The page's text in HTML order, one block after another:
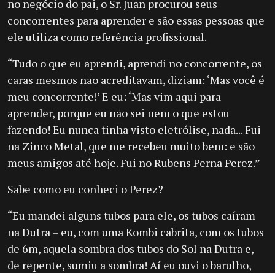
no negócio do pai, o Sr. Juan procurou seus
concorrentes para aprender e são essas pessoas que
ele utiliza como referência profissional.
“Tudo o que eu aprendi, aprendi no concorrente, os
caras mesmos não acreditavam, diziam: ‘Mas você é
meu concorrente!’ E eu: ‘Mas vim aqui para
aprender, porque eu não sei nem o que estou
fazendo! Eu nunca tinha visto eletrólise, nada... Fui
na Zinco Metal, que me recebeu muito bem: e são
meus amigos até hoje. Fui no Rubens Perna Perez.”
Sabe como eu conheci o Perez?
“Eu mandei alguns tubos para ele, os tubos caíram
na Dutra – eu, com uma Kombi cabrita, com os tubos
de 6m, aquela sombra dos tubos do Sol na Dutra e,
de repente, sumiu a sombra! Aí eu ouvi o barulho,